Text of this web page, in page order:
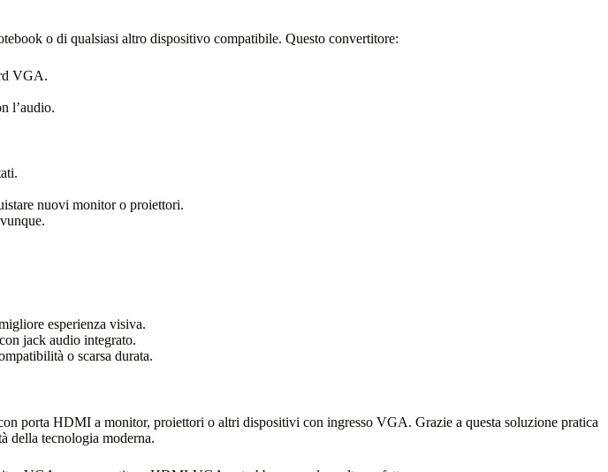
o di qualsiasi altro dispositivo compatibile. Questo convertitore:
VGA.
l’audio.
nuovi monitor o proiettori.
esperienza visiva.
jack audio integrato.
o scarsa durata.
porta HDMI a monitor, proiettori o altri dispositivi con ingresso VGA. Grazie a questa soluzione pratica
della tecnologia moderna.